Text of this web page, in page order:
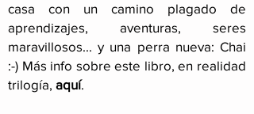
casa con un camino plagado de
aprendizajes, aventuras, seres
maravillosos... y una perra nueva: Chai
:-) Más info sobre este libro, en realidad
trilogía, aquí.